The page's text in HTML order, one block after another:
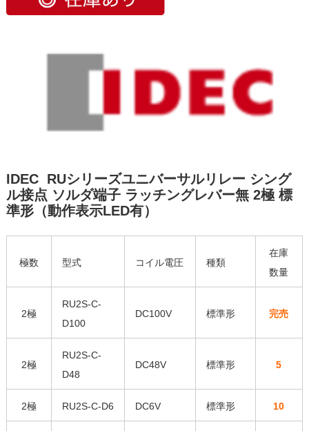
IDEC RUシリーズユニバーサルリレー シング
ル接点 ソルダ端子 ラッチングレバー無 2極 標
準形（動作表示LED有）
極数 型式 コイル電圧 種類
在庫
数量
2極
RU2S-C-
D100
DC100V 標準形 完売
2極
RU2S-C-
D48
DC48V 標準形 5
2極 RU2S-C-D6 DC6V 標準形 10